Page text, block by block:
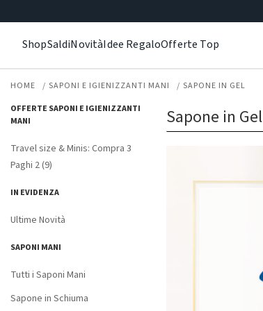
ShopSaldiNovitàIdee RegaloOfferte Top
HOME SAPONI E IGIENIZZANTI MANI
SAPONE IN GEL
OFFERTE SAPONI E IGIENIZZANTI
MANI
Travel size & Minis: Compra 3
Paghi 2 (9)
IN EVIDENZA
Ultime Novità
SAPONI MANI
Tutti i Saponi Mani
Sapone in Schiuma
Sapone in Gel